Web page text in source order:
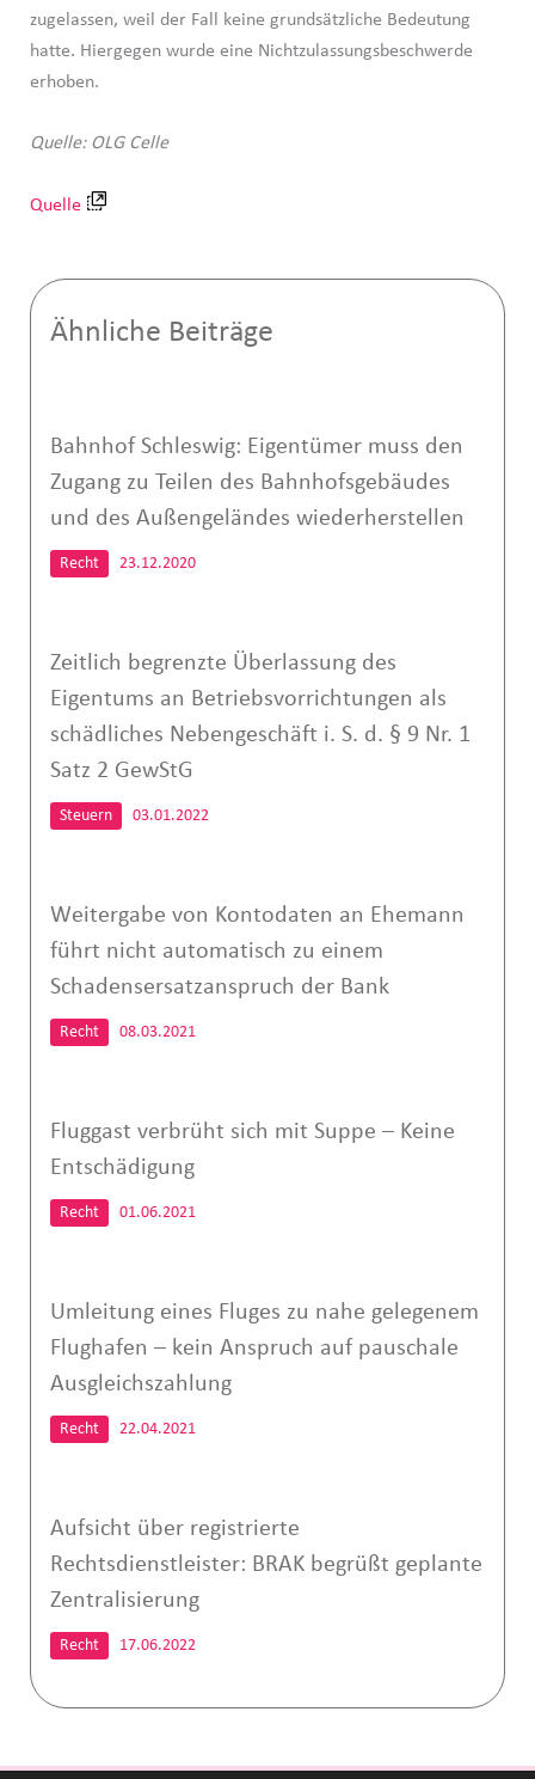
zugelassen, weil der Fall keine grundsätzliche Bedeutung
hatte. Hiergegen wurde eine Nichtzulassungsbeschwerde
erhoben.
Quelle: OLG Celle
Quelle
Ähnliche Beiträge
Bahnhof Schleswig: Eigentümer muss den
Zugang zu Teilen des Bahnhofsgebäudes
und des Außengeländes wiederherstellen
Recht 23.12.2020
Zeitlich begrenzte Überlassung des
Eigentums an Betriebsvorrichtungen als
schädliches Nebengeschäft i. S. d. § 9 Nr. 1
Satz 2 GewStG
Steuern 03.01.2022
Weitergabe von Kontodaten an Ehemann
führt nicht automatisch zu einem
Schadensersatzanspruch der Bank
Recht 08.03.2021
Fluggast verbrüht sich mit Suppe – Keine
Entschädigung
Recht 01.06.2021
Umleitung eines Fluges zu nahe gelegenem
Flughafen – kein Anspruch auf pauschale
Ausgleichszahlung
Recht 22.04.2021
Aufsicht über registrierte
Rechtsdienstleister: BRAK begrüßt geplante
Zentralisierung
Recht 17.06.2022